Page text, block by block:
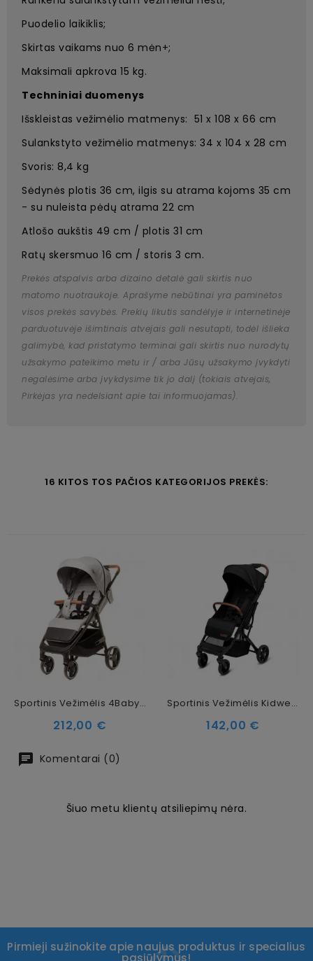
Puodelio laikiklis;
Skirtas vaikams nuo 6 mėn+;
Maksimali apkrova 15 kg.
Techniniai duomenys
Išskleistas vežimėlio matmenys: 51 x 108 x 66 cm
Sulankstyto vežimėlio matmenys: 34 x 104 x 28 cm
Svoris: 8,4 kg
Sėdynės plotis 36 cm, ilgis su atrama kojoms 35 cm
- su nuleista pėdų atrama 22 cm
Atlošo aukštis 49 cm / plotis 31 cm
Ratų skersmuo 16 cm / storis 3 cm.
Prekės atspalvis arba dizaino detalė gali skirtis nuo
matomo nuotraukoje. Aprašyme nebūtinai yra paminėtos
visos prekės savybės. Prekių likutis sandėlyje ir internetinėje
parduotuvėje išimtinais atvejais gali nesutapti, todėl išlieka
galimybė, kad pristatymo terminai gali skirtis nuo nurodytų
užsakymo pateikimo metu ir / arba Jūsų užsakymo įvykdyti
negalėsime arba įvykdysime tik jo dalį (tokiais atvejais,
Pirkėjas yra nedelsiant apie tai informuojamas).
16 KITOS TOS PAČIOS KATEGORIJOS PREKĖS:
Sportinis Vežimėlis 4Baby Stinger XXIII Melange Light Grey
Kaina
212,00 €
Sportinis Vežimėlis Kidwell Colmer Jet Black
Kaina
142,00 €
Komentarai (0)
Šiuo metu klientų atsiliepimų nėra.
Pirmieji sužinokite apie naujus produktus ir specialius
pasiūlymus!